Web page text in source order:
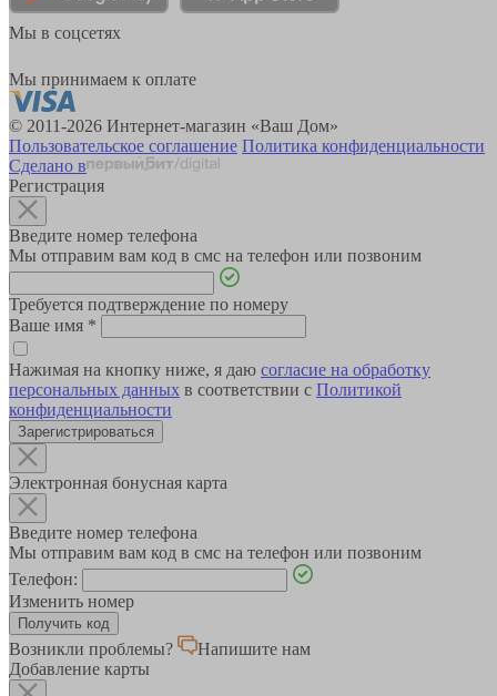
Мы в соцсетях
Мы принимаем к оплате
© 2011-2026 Интернет-магазин «Ваш Дом»
Пользовательское соглашение Политика конфиденциальности
Сделано в
Регистрация
Введите номер телефона
Мы отправим вам код в смс на телефон или позвоним
Требуется подтверждение по номеру
Ваше имя *
Нажимая на кнопку ниже, я даю согласие на обработку
персональных данных в соответствии с Политикой
конфиденциальности
Зарегистрироваться
Электронная бонусная карта
Введите номер телефона
Мы отправим вам код в смс на телефон или позвоним
Телефон:
Изменить номер
Возникли проблемы?
Напишите нам
Добавление карты